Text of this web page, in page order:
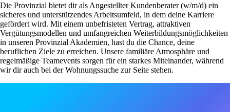
Die Provinzial bietet dir als Angestellter Kundenberater (w/m/d) ein
sicheres und unterstützendes Arbeitsumfeld, in dem deine Karriere
gefördert wird. Mit einem unbefristeten Vertrag, attraktiven
Vergütungsmodellen und umfangreichen Weiterbildungsmöglichkeiten
in unseren Provinzial Akademien, hast du die Chance, deine
beruflichen Ziele zu erreichen. Unsere familiäre Atmosphäre und
regelmäßige Teamevents sorgen für ein starkes Miteinander, während
wir dir auch bei der Wohnungssuche zur Seite stehen.